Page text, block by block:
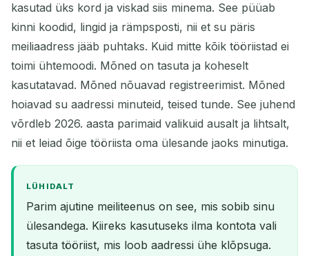
kasutad üks kord ja viskad siis minema. See püüab
kinni koodid, lingid ja rämpsposti, nii et su päris
meiliaadress jääb puhtaks. Kuid mitte kõik tööriistad ei
toimi ühtemoodi. Mõned on tasuta ja koheselt
kasutatavad. Mõned nõuavad registreerimist. Mõned
hoiavad su aadressi minuteid, teised tunde. See juhend
võrdleb 2026. aasta parimaid valikuid ausalt ja lihtsalt,
nii et leiad õige tööriista oma ülesande jaoks minutiga.
LÜHIDALT
Parim ajutine meiliteenus on see, mis sobib sinu
ülesandega. Kiireks kasutuseks ilma kontota vali
tasuta tööriist, mis loob aadressi ühe klõpsuga.